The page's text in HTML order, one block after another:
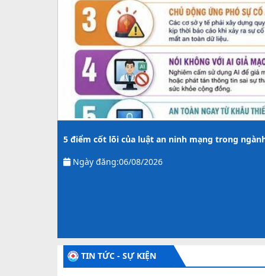
5 điểm cốt lõi của luật an ninh mạng trong
Ngày đăng:06/08/2026
TIN TỨC - SỰ KIỆN